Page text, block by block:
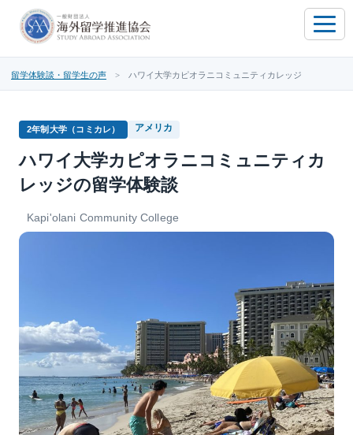
toggle
留学体験談・留学生の声 > ハワイ大学カピオラニコミュニティカレッジ
2年制大学（コミカレ） アメリカ
ハワイ大学カピオラニコミュニティカ
レッジの留学体験談
Kapi'olani Community College